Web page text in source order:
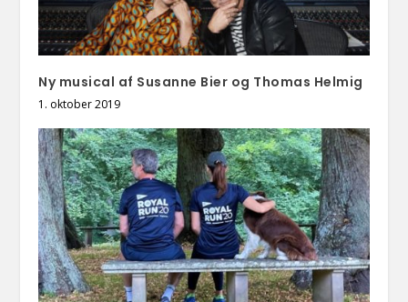
Ny musical af Susanne Bier og Thomas Helmig
1. oktober 2019